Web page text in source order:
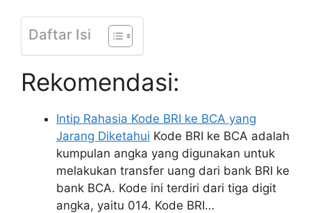
Daftar Isi
Rekomendasi:
Intip Rahasia Kode BRI ke BCA yang
Jarang Diketahui Kode BRI ke BCA adalah
kumpulan angka yang digunakan untuk
melakukan transfer uang dari bank BRI ke
bank BCA. Kode ini terdiri dari tiga digit
angka, yaitu 014. Kode BRI…